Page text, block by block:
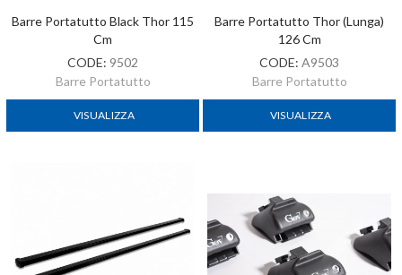
Barre Portatutto Black Thor 115
Cm
CODE: 9502
Barre Portatutto
VISUALIZZA
Barre Portatutto Thor (lunga)
126 Cm
CODE: A9503
Barre Portatutto
VISUALIZZA